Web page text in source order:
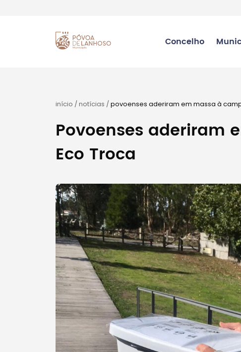
Concelho
início /notícias /povoenses aderiram em massa à
Povoenses aderiram
Eco Troca